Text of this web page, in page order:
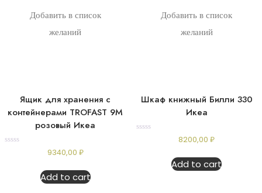
Добавить в список
желаний
Ящик для хранения с
контейнерами TROFAST 9М
розовый Икеа
9340,00 ₽
Add to cart
Добавить в список
желаний
Шкаф книжный Билли 330
Икеа
8200,00₽
Add to cart